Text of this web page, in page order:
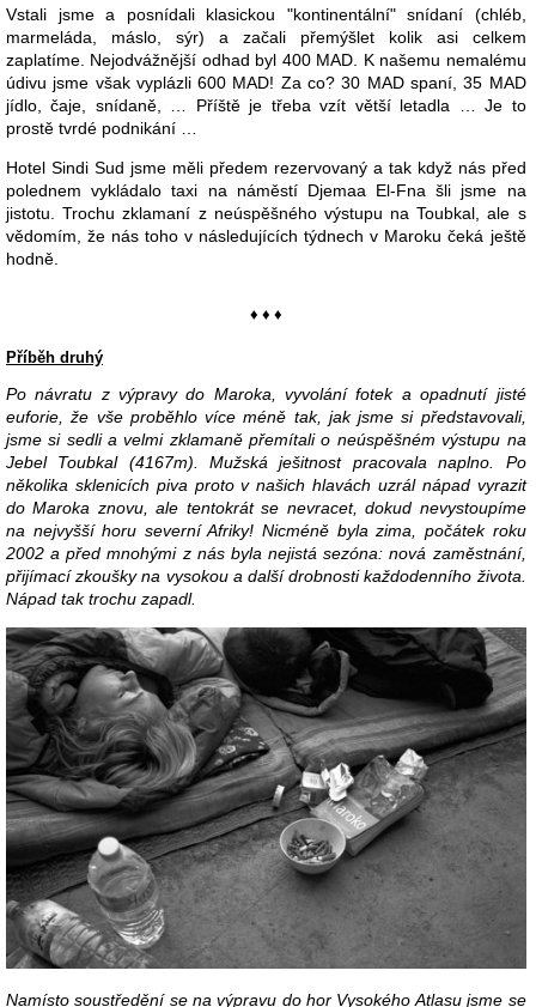
Vstali jsme a posnídali klasickou "kontinentální" snídaní (chléb,
marmeláda, máslo, sýr) a začali přemýšlet kolik asi celkem
zaplatíme. Nejodvážnější odhad byl 400 MAD. K našemu nemalému
údivu jsme však vyplázli 600 MAD! Za co? 30 MAD spaní, 35 MAD
jídlo, čaje, snídaně, … Příště je třeba vzít větší letadla … Je to
prostě tvrdé podnikání …
Hotel Sindi Sud jsme měli předem rezervovaný a tak když nás před
polednem vykládalo taxi na náměstí Djemaa El-Fna šli jsme na
jistotu. Trochu zklamaní z neúspěšného výstupu na Toubkal, ale s
vědomím, že nás toho v následujících týdnech v Maroku čeká ještě
hodně.
♦ ♦ ♦
Příběh druhý
Po návratu z výpravy do Maroka, vyvolání fotek a opadnutí jisté
euforie, že vše proběhlo více méně tak, jak jsme si představovali,
jsme si sedli a velmi zklamaně přemítali o neúspěšném výstupu na
Jebel Toubkal (4167m). Mužská ješitnost pracovala naplno. Po
několika sklenicích piva proto v našich hlavách uzrál nápad vyrazit
do Maroka znovu, ale tentokrát se nevracet, dokud nevystoupíme
na nejvyšší horu severní Afriky! Nicméně byla zima, počátek roku
2002 a před mnohými z nás byla nejistá sezóna: nová zaměstnání,
přijímací zkoušky na vysokou a další drobnosti každodenního života.
Nápad tak trochu zapadl.
Namísto soustředění se na výpravu do hor Vysokého Atlasu jsme se